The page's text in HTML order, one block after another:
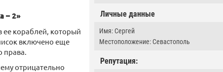
Личные данные
Имя: Сергей
Местоположение: Севастополь
Репутация:
– 2»
ее кораблей, который
включено еще
права.
отрицательно